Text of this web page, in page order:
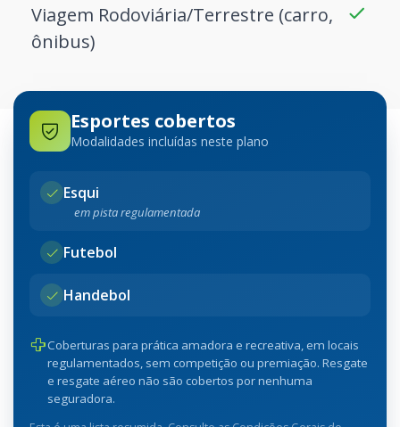
Viagem Rodoviária/Terrestre (carro,
ônibus)
Esportes cobertos
Modalidades incluídas neste plano
Esqui
em pista regulamentada
Futebol
Handebol
Coberturas para prática amadora e recreativa, em locais
regulamentados, sem competição ou premiação. Resgate
e resgate aéreo não são cobertos por nenhuma
seguradora.